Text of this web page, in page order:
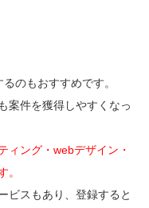
のもおすすめです。
案件を獲得しやすくなっ
ィング・webデザイン・
。
ビスもあり、登録すると